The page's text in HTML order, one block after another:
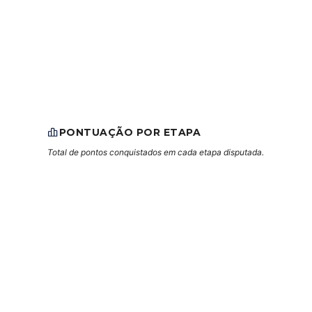
PONTUAÇÃO POR ETAPA
Total de pontos conquistados em cada etapa disputada.